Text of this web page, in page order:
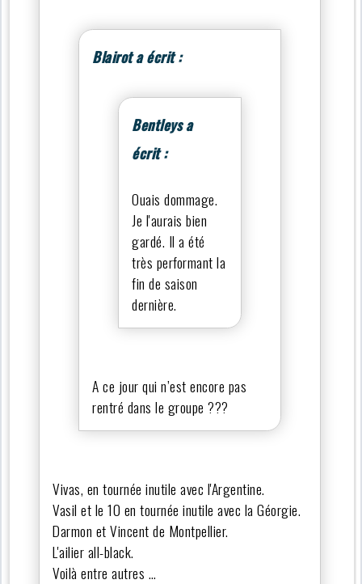
Blairot a écrit :
Bentleys a
écrit :
Ouais dommage.
Je l'aurais bien
gardé. Il a été
très performant la
fin de saison
dernière.
A ce jour qui n’est encore pas
rentré dans le groupe ???
Vivas, en tournée inutile avec l'Argentine.
Vasil et le 10 en tournée inutile avec la Géorgie.
Darmon et Vincent de Montpellier.
L'ailier all-black.
Voilà entre autres …